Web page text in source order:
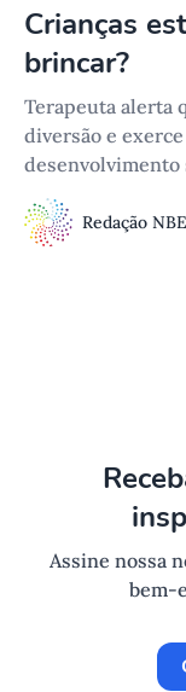
Crianças
brincar?
Terapeuta alerta
diversão e
desenvolvimento
Redação NBE
Assine nossa
bem-